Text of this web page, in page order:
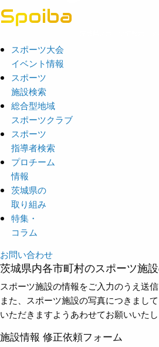
Spoiba
スポーツ大会
イベント情報
スポーツ
施設検索
総合型地域
スポーツクラブ
スポーツ
指導者検索
プロチーム
情報
茨城県の
取り組み
特集・
コラム
お問い合わせ
茨城県内各市町村のスポーツ施
スポーツ施設の情報をご入力のうえ送信
また、スポーツ施設の写真につきまし
いただきますようあわせてお願いいたし
施設情報 修正依頼フォーム